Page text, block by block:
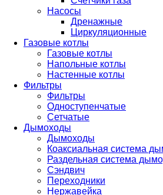
Насосы
Дренажные
Циркуляционные
Газовые котлы
Газовые котлы
Напольные котлы
Настенные котлы
Фильтры
Фильтры
Одноступенчатые
Сетчатые
Дымоходы
Дымоходы
Коаксиальная система
Раздельная система
Сэндвич
Переходники
Нержавейка